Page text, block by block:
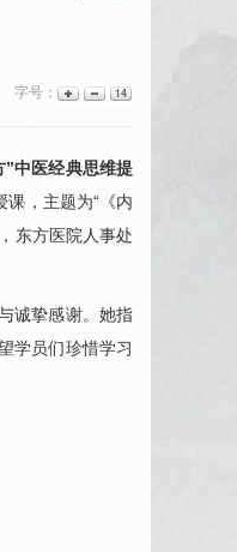
字号：
中医经典思维提
，主题为“《内
东方医院人事处
诚挚感谢。她指
学员们珍惜学习